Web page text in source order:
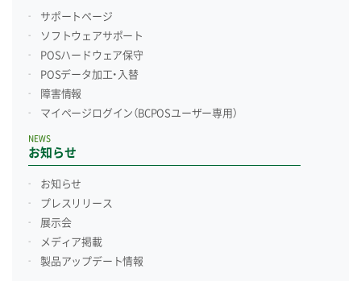
サポートページ
ソフトウェアサポート
POSハードウェア保守
POSデータ加工・入替
障害情報
マイページログイン （BCPOSユーザー専用）
お知らせ
NEWS
お知らせ
プレスリリース
展示会
メディア掲載
製品アップデート情報